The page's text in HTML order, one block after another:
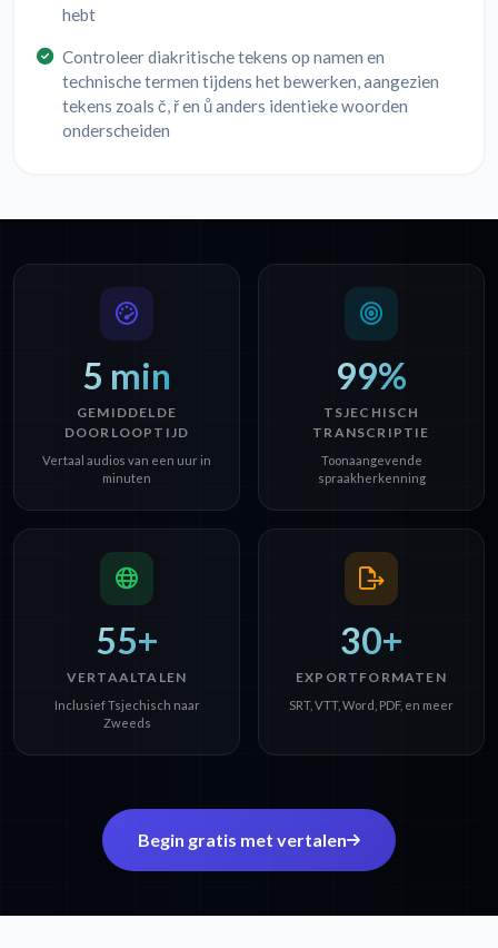
hebt
Controleer diakritische tekens op namen en
technische termen tijdens het bewerken, aangezien
tekens zoals č, ř en ů anders identieke woorden
onderscheiden
5 min
GEMIDDELDE
DOORLOOPTIJD
Vertaal audios van een uur in
minuten
99%
TSJECHISCH
TRANSCRIPTIE
Toonaangevende
spraakherkenning
55+
VERTAALTALEN
Inclusief Tsjechisch naar
Zweeds
30+
EXPORTFORMATEN
SRT, VTT, Word, PDF, en meer
Begin gratis met vertalen